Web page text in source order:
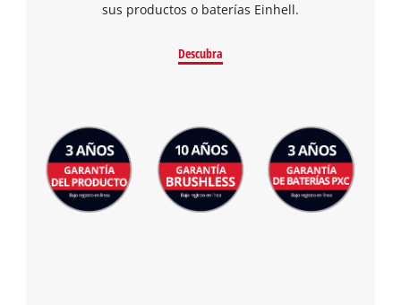
sus productos o baterías Einhell.
Descubra